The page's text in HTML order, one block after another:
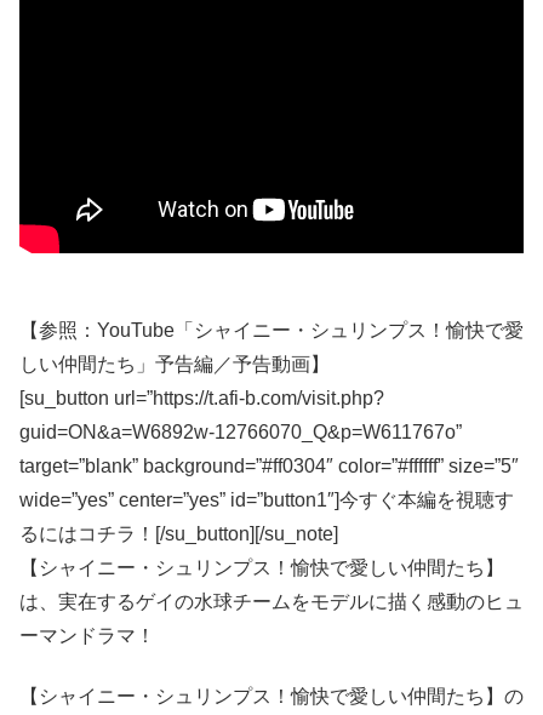
【参照：YouTube「シャイニー・シュリンプス！愉快で愛
しい仲間たち」予告編／予告動画】
[su_button url=”https://t.afi-b.com/visit.php?
guid=ON&a=W6892w-12766070_Q&p=W611767o”
target=”blank” background=”#ff0304″ color=”#ffffff” size=”5″
wide=”yes” center=”yes” id=”button1″]今すぐ本編を視聴す
るにはコチラ！[/su_button][/su_note]
【シャイニー・シュリンプス！愉快で愛しい仲間たち】
は、実在するゲイの水球チームをモデルに描く感動のヒュ
ーマンドラマ！
【シャイニー・シュリンプス！愉快で愛しい仲間たち】の